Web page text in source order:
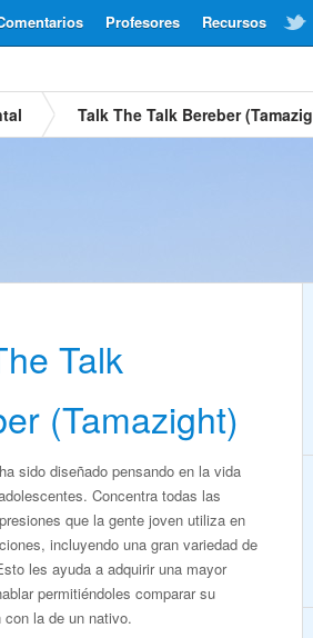
Recursos
Profesores
Talk The Talk Bereber
Talk
(Tamazight)
sido diseñado pensando en la vida
Concentra todas las
que la gente joven utiliza en
incluyendo una gran variedad de
les ayuda a adquirir una mayor
permitiéndoles comparar su
con la de un nativo.